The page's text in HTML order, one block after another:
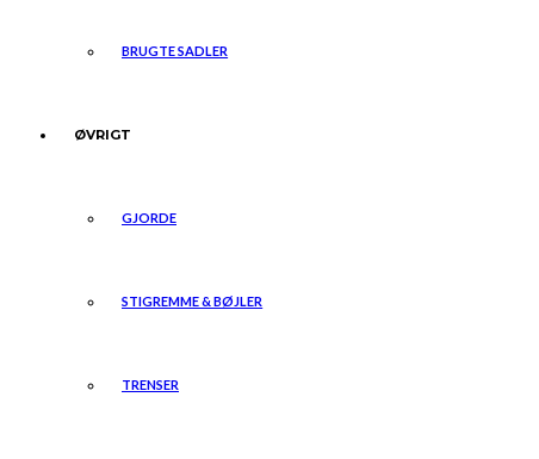
BRUGTE SADLER
ØVRIGT
GJORDE
STIGREMME & BØJLER
TRENSER